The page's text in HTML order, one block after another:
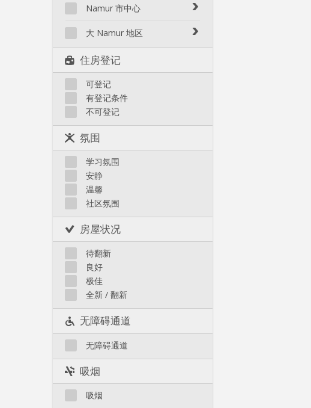
Namur 市中心
Bomel-Heuvy
Citadelle / La Plante
Herbatte / Moulin à vent
Jambes
Salzinnes / Bas prés
Sources / St Servais / Trois
Piliers
大 Namur 地区
Belgrade
Bouge
Champion
Flawinne
Malonne
Montagne
Velaine
其他
住房登记
可登记
有登记条件
不可登记
氛围
学习氛围
安静
温馨
社区氛围
房屋状况
待翻新
良好
极佳
全新 / 翻新
无障碍通道
无障碍通道
吸烟
吸烟